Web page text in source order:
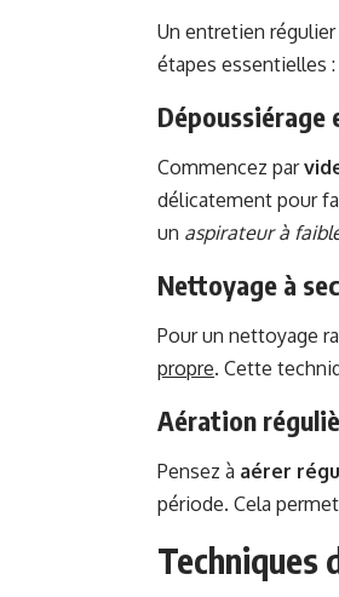
Un entretien
étapes essentielles :
Dépoussiérage
Commencez par
délicatement pour
un aspirateur à
Nettoyage à sec
Pour un nettoyage
propre. Cette
Aération
Pensez à aérer
période. Cela
Techniques